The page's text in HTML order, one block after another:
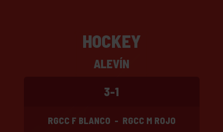
HOCKEY
ALEVÍN
3-1
RGCC F BLANCO - RGCC M ROJO